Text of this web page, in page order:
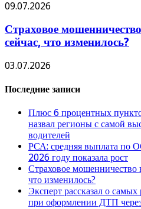
09.07.2026
Страховое
сейчас, что изменилось?
03.07.2026
Последние записи
Плюс 6 процентных
назвал регионы с самой
водителей
РСА: средняя выплата по
2026 году показала рост
Страховое мошенничество
что изменилось?
Эксперт рассказал о
при оформлении ДТП